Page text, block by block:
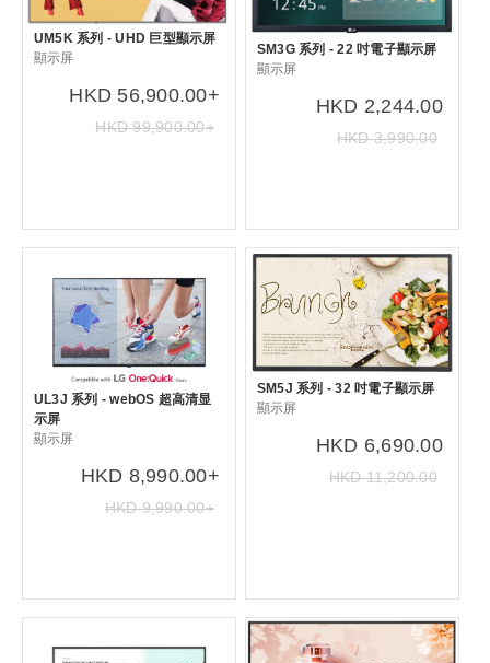
UM5K 系列 - UHD 巨型顯示屏
顯示屏
HKD 56,900.00+
HKD 99,900.00+
SM3G 系列 - 22 吋電子顯示屏
顯示屏
HKD 2,244.00
HKD 3,990.00
UL3J 系列 - webOS 超高清显
示屏
顯示屏
HKD 8,990.00+
HKD 9,990.00+
SM5J 系列 - 32 吋電子顯示屏
顯示屏
HKD 6,690.00
HKD 11,200.00